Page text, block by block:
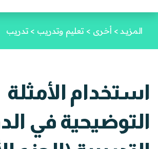
المزيـد > أخرى > تعليم وتدريب > تدريب
استخدام الأمثلة
التوضيحية في